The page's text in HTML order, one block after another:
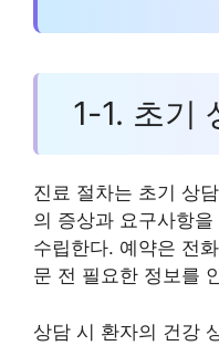
1-1. 초기
진료 절차는 초기 상
의 증상과 요구사항
수립한다. 예약은 전
문 전 필요한 정보를
상담 시 환자의 건강